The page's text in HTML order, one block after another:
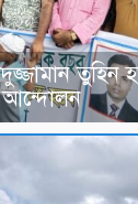
তুহিন
আন্দোলন